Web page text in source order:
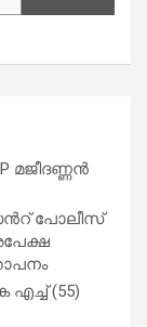
മജീദണ്ണൻ
പോലീസ്
എച്ച് (55)